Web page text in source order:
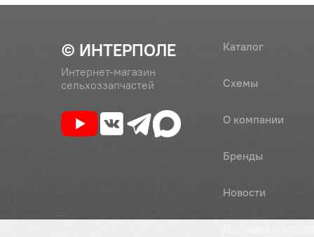
© ИНТЕРПОЛЕ
Интернет-магазин
сельхоззапчастей
Каталог
Схемы
О компании
Бренды
Новости